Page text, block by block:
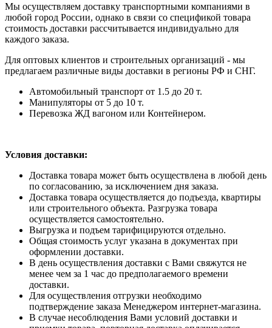
Мы осуществляем доставку транспортными компаниями в
любой город России, однако в связи со спецификой товара
стоимость доставки рассчитывается индивидуально для
каждого заказа.
Для оптовых клиентов и строительных организаций - мы
предлагаем различные виды доставки в регионы РФ и СНГ.
Автомобильный транспорт от 1.5 до 20 т.
Манипуляторы от 5 до 10 т.
Перевозка ЖД вагоном или Контейнером.
Условия доставки:
Доставка товара может быть осуществлена в любой день
по согласованию, за исключением дня заказа.
Доставка товара осуществляется до подъезда, квартиры
или строительного объекта. Разгрузка товара
осуществляется самостоятельно.
Выгрузка и подъем тарифицируются отдельно.
Общая стоимость услуг указана в документах при
оформлении доставки.
В день осуществления доставки с Вами свяжутся не
менее чем за 1 час до предполагаемого времени
доставки.
Для осуществления отгрузки необходимо
подтверждение заказа Менеджером интернет-магазина.
В случае несоблюдения Вами условий доставки и